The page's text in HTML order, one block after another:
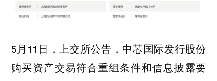
5月11日，上交所公告，中芯国际发行股份
购买资产交易符合重组条件和信息披露要